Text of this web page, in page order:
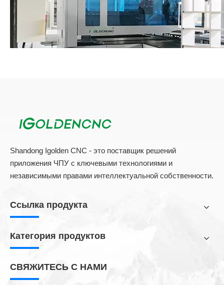
1. Численное управление боковым бурением
является экономичным и практичным и практичным
горизонтального отверстия, в сочетании с
открывающейся машиной с ЧПУ с образованием
линии производства мебели экономической пластины,
идеальный заменитель традиционной нажимной пилы
Shandong Igolden CNC - это поставщик решений
приложения ЧПУ с ключевыми технологиями и
независимыми правами интеллектуальной собственности.
Ссылка продукта
Категория продуктов
СВЯЖИТЕСЬ С НАМИ